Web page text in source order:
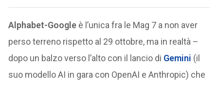
Alphabet-Google è l’unica fra le Mag 7 a non aver
perso terreno rispetto al 29 ottobre, ma in realtà –
dopo un balzo verso l’alto con il lancio di Gemini (il
suo modello AI in gara con OpenAI e Anthropic) che